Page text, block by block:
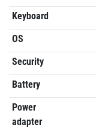
Keyboard
OS
Security
Battery
Power
adapter